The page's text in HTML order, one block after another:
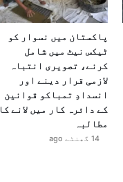
پاکستان میں نسوار کو
ٹیکس نیٹ میں شامل
کرنے، تصویری انتباہ
لازمی قرار دینے اور
انسدادِ تمباکو قوانین
کے دائرہ کار میں لانے کا
مطالبہ
14 گھنٹے ago